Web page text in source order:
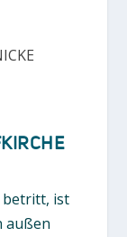
betritt, ist
außen